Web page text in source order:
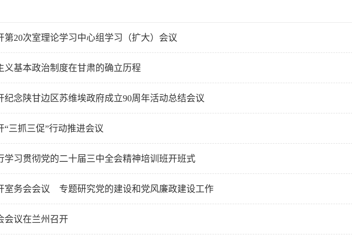
第20次室理论学习中心组学习（扩大）会议
义基本政治制度在甘肃的确立历程
纪念陕甘边区苏维埃政府成立90周年活动总结会议
三抓三促”行动推进会议
学习贯彻党的二十届三中全会精神培训班开班式
室务会会议 专题研究党的建设和党风廉政建设工作
会议在兰州召开